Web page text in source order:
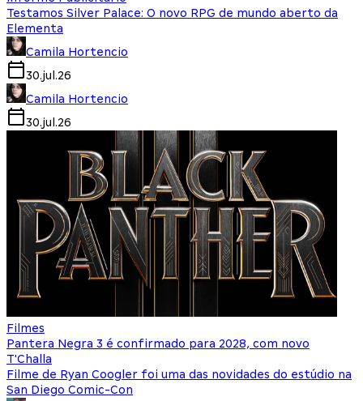
Testamos Silver Palace: O novo RPG de mundo aberto da
Elementa
Camila Hortencio
30.jul.26
Camila Hortencio
30.jul.26
Filmes
Pantera Negra 3 é confirmado para 2028, com novo
T'Challa
Filme de Ryan Coogler foi uma das novidades do estúdio na
San Diego Comic-Con